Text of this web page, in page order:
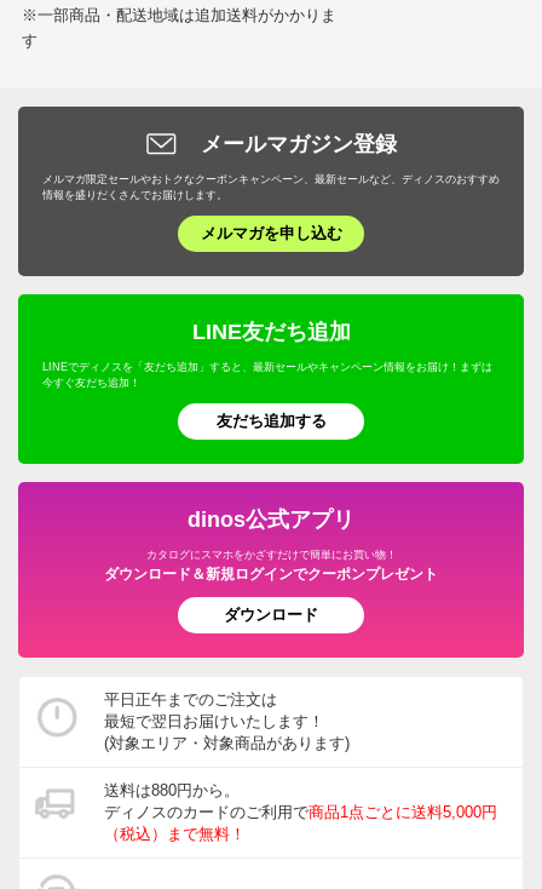
※一部商品・配送地域は追加送料がかかりま
す
メールマガジン登録
メルマガ限定セールやおトクなクーポンキャンペーン、最新セールなど、ディノスのおすすめ
情報を盛りだくさんでお届けします。
メルマガを申し込む
LINE友だち追加
LINEでディノスを「友だち追加」すると、最新セールやキャンペーン情報をお届け！まずは
今すぐ友だち追加！
友だち追加する
dinos公式アプリ
カタログにスマホをかざすだけで簡単にお買い物！
ダウンロード＆新規ログインでクーポンプレゼント
ダウンロード
平日正午までのご注文は
最短で翌日お届けいたします！
(対象エリア・対象商品があります)
送料は880円から。
ディノスのカードのご利用で商品1点ごとに送料5,000円
（税込）まで無料！